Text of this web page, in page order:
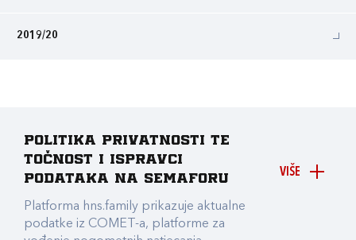
2019/20
VIŠE
Politika privatnosti te
točnost i ispravci
podataka na Semaforu
Platforma hns.family prikazuje aktualne
podatke iz COMET-a, platforme za